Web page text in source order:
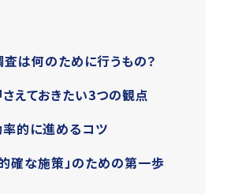
は何のために行うもの？
えておきたい3つの観点
的に進めるコツ
確な施策」のための第一歩